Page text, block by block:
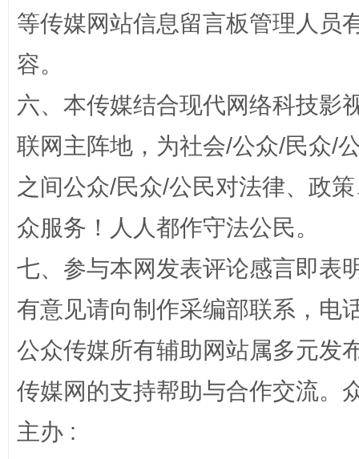
“蜀中异人”王建安的艺术幻境
完善运行机制助力责任有效落实 一纸欠
等传媒网站信息留言板管理人员
容。
六、本传媒结合现代网络科技影
联网主阵地，为社会/公众/民众/
之间公众/民众/公民对法律、政
众服务！人人都作守法公民。
七、参与本网发表评论感言即表
有意见请向制作采编部联系，电
公众传媒所有辅助网站属多元发
传媒网的支持帮助与合作交流。
主办 :